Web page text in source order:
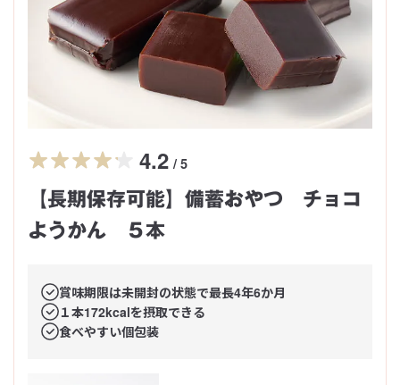
4.2 / 5
【長期保存可能】備蓄おやつ チョコ
ようかん ５本
賞味期限は未開封の状態で最長4年6か月
１本172kcalを摂取できる
食べやすい個包装